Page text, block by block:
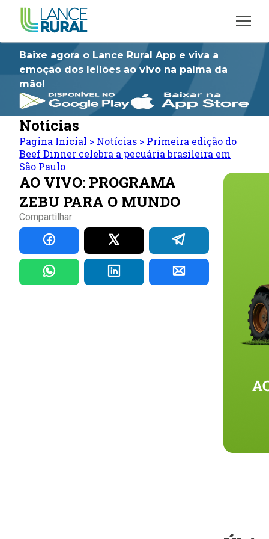
Baixe agora o Lance Rural App e viva a
emoção dos leilões ao vivo na palma da
mão!
Notícias
Pagina Inicial > Notícias > Primeira edição do
Beef Dinner celebra a pecuária brasileira em
São Paulo
AO VIVO: PROGRAMA
ZEBU PARA O MUNDO
Compartilhar: